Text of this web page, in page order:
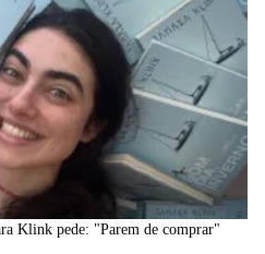
Klink pede: "Parem de comprar"